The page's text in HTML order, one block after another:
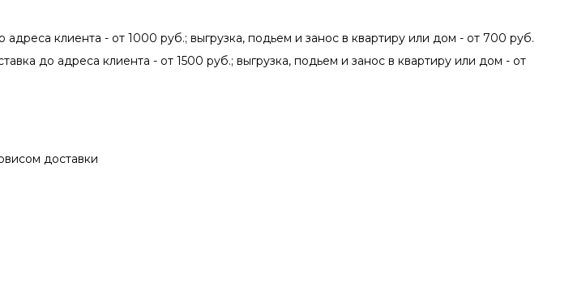
адреса клиента - от 1000 руб.; выгрузка, подьем и занос в квартиру или дом - от 700 руб.
до адреса клиента - от 1500 руб.; выгрузка, подьем и занос в квартиру или дом - от
доставки